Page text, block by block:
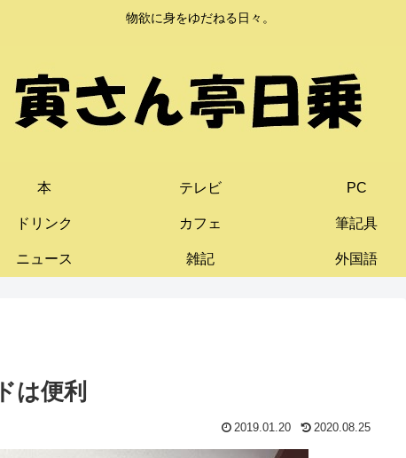
物欲に身をゆだねる日々。
本 テレビ PC
ドリンク カフェ 筆記具
ニュース 雑記 外国語
は便利
2019.01.20 2020.08.25